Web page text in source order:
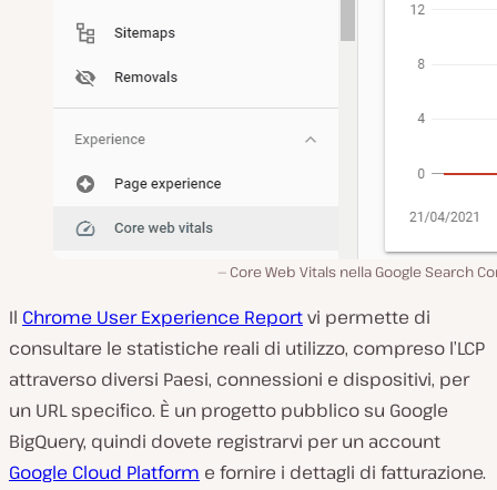
Core Web Vitals nella Google Search
Il Chrome User Experience Reportvi permette di
consultare le statistiche reali di utilizzo, compreso l’LCP
attraverso diversi Paesi, connessioni e dispositivi, per
un URL specifico. È un progetto pubblico su Google
BigQuery, quindi dovete registrarvi per un account
Google Cloud Platform e fornire i dettagli di fatturazione.